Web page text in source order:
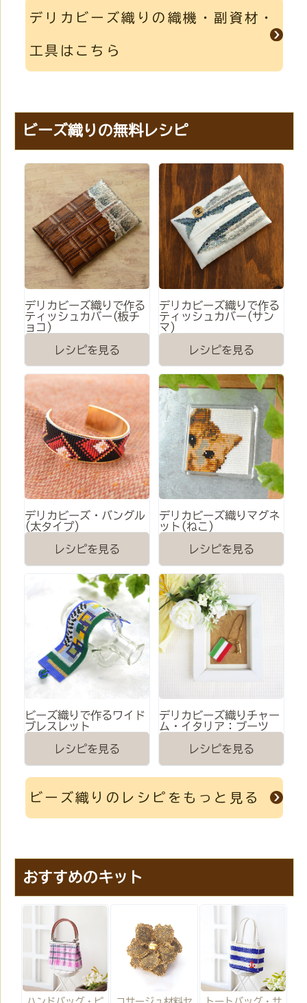
デリカビーズ織りの織機・副資材・
工具はこちら
ビーズ織りの無料レシピ
デリカビーズ織りで作る
ティッシュカバー(板チ
ョコ)
レシピを見る
デリカビーズ織りで作る
ティッシュカバー(サン
マ)
レシピを見る
デリカビーズ・バングル
(太タイプ)
レシピを見る
デリカビーズ織りマグネ
ット(ねこ)
レシピを見る
ビーズ織りで作るワイド
ブレスレット
レシピを見る
デリカビーズ織りチャー
ム・イタリア：ブーツ
レシピを見る
ビーズ織りのレシピをもっと見る
おすすめのキット